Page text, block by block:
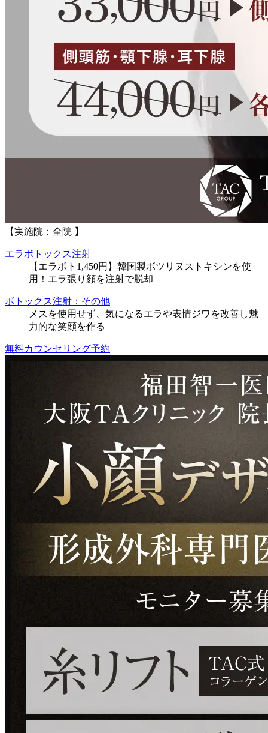
【実施院：全院 】
エラボトックス注射
【エラボト1,450円】韓国製ボツリヌストキシンを使
用！エラ張り顔を注射で脱却
ボトックス注射：その他
メスを使用せず、気になるエラや表情ジワを改善し魅
力的な笑顔を作る
無料カウンセリング予約